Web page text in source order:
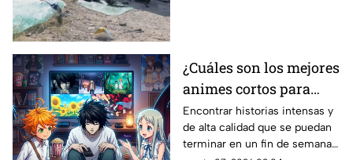
¿Cuáles son los mejores
animes cortos para
maratonear? El TOP 5
imperdibles que puedes
ver completos en
Encontrar historias intensas y
de alta calidad que se puedan
terminar en un fin de semana